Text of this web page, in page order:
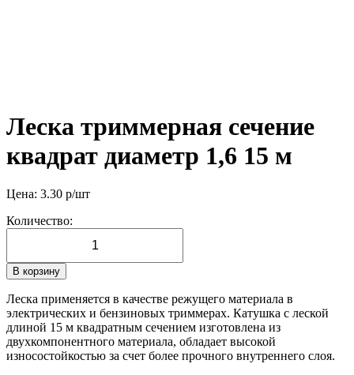
Леска триммерная сечение
квадрат диаметр 1,6 15 м
Цена: 3.30 р/шт
Количество:
В корзину
Леска применяется в качестве режущего материала в
электрических и бензиновых триммерах. Катушка с леской
длиной 15 м квадратным сечением изготовлена из
двухкомпонентного материала, обладает высокой
износостойкостью за счет более прочного внутреннего слоя.